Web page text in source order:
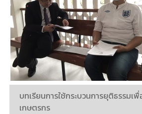
บทเรียนการใช้กระบวนการยุติธรรมเ
เกษตรกร